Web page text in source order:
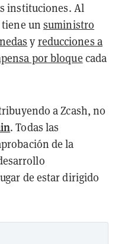
instituciones. Al
tiene unsuministro
y reducciones a
por bloque cada
a Zcash, no
. Todas las
de la
de estar dirigido